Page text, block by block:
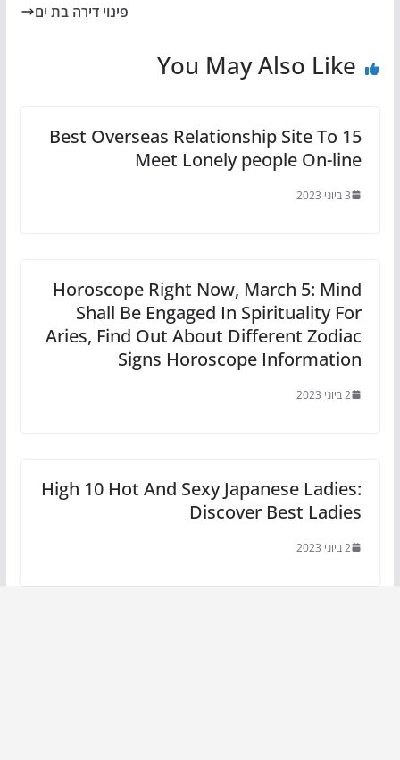
פינוי דירה בת ים
You May Also Like
15 Best Overseas Relationship Site To
Meet Lonely people On-line
3 ביוני 2023
Horoscope Right Now, March 5: Mind
Shall Be Engaged In Spirituality For
Aries, Find Out About Different Zodiac
Signs Horoscope Information
2 ביוני 2023
High 10 Hot And Sexy Japanese Ladies:
Discover Best Ladies
2 ביוני 2023